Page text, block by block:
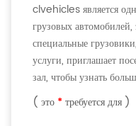
clvehicles является
грузовых
специальные
услуги, приглашает
зал, чтобы узнать
( это * требуется для )